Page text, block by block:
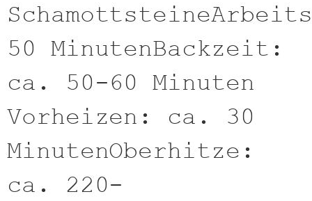
50 MinutenBackzeit:
ca. 50-60 Minuten
Vorheizen: ca. 30
MinutenOberhitze:
ca. 220-